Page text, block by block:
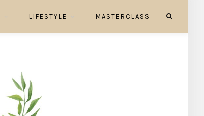
LIFESTYLE MASTERCLASS